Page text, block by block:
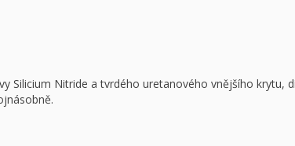
K pokladně
Silicium Nitride a tvrdého uretanového vnějšího krytu,